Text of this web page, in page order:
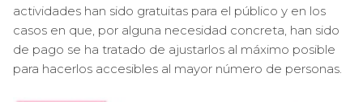
actividades han sido gratuitas para el público y en los
casos en que, por alguna necesidad concreta, han sido
de pago se ha tratado de ajustarlos al máximo posible
para hacerlos accesibles al mayor número de personas.